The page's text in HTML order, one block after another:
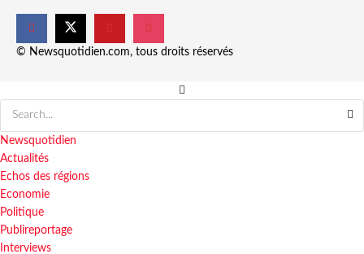
© Newsquotidien.com, tous droits réservés
Newsquotidien
Actualités
Echos des régions
Economie
Politique
Publireportage
Interviews